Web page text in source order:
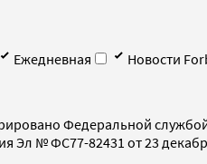
Ежедневная
Новости
Федеральной
Эл № ФС77-82431 от 23